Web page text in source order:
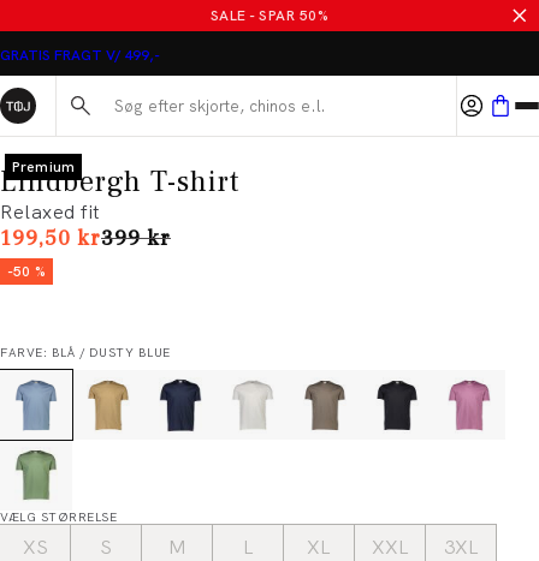
SALE - SPAR 50%
GRATIS FRAGT V/ 499,-
Søg her...
Premium
Lindbergh T-shirt
Relaxed fit
199,50 krI alt (uden rabat)
399 kr
-50 %
FARVE: BLÅ / DUSTY BLUE
VÆLG STØRRELSE
XS S M L XL XXL
3XL